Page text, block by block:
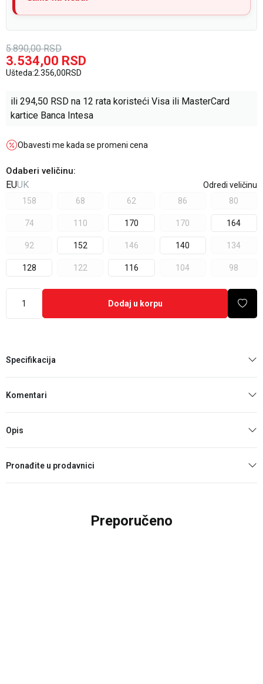
5.890,00 RSD
3.534,00 RSD
Ušteda:2.356,00RSD
ili 294,50 RSD na 12 rata koristeći Visa ili MasterCard
kartice Banca Intesa
Obavesti me kada se promeni cena
Odaberi veličinu:
EUUK
Odredi veličinu
158
68 62 86 80
74 110 170 170 164
92 152 146 140 134
128 122 116 104 98
Dodaj u korpu
Specifikacija
Komentari
Opis
Pronađite u prodavnici
Preporučeno